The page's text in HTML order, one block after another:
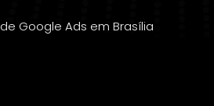
Google Ads em Brasília